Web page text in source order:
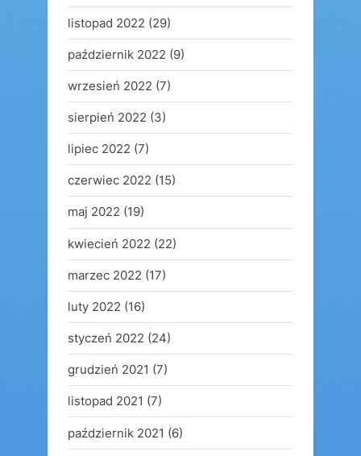
listopad 2022 (29)
październik 2022 (9)
wrzesień 2022 (7)
sierpień 2022 (3)
lipiec 2022 (7)
czerwiec 2022 (15)
maj 2022 (19)
kwiecień 2022 (22)
marzec 2022 (17)
luty 2022 (16)
styczeń 2022 (24)
grudzień 2021 (7)
listopad 2021 (7)
październik 2021 (6)